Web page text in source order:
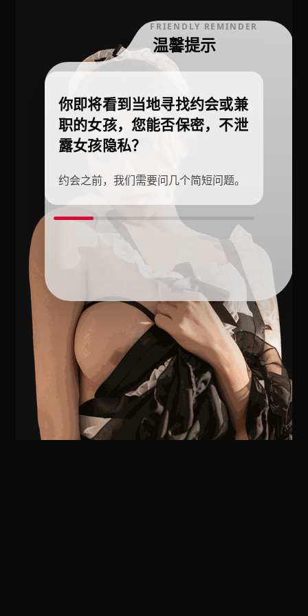
FRIENDLY REMINDER
温馨提示
你即将看到当地寻找约会或兼
职的女孩，您能否保密，不泄
露女孩隐私？
约会之前，我们需要问几个简短问题。